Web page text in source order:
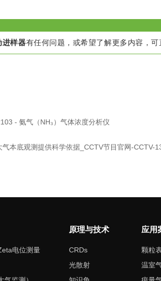
样器有任何问题，或希望了解更多内容，
- 氨气（NH₃）气体浓度分析仪
本底观测提供科学依据_CCTV节目官网-CCTV-
电位测量
原理与技术
CRDs
光散射
应用
颗粒
温室